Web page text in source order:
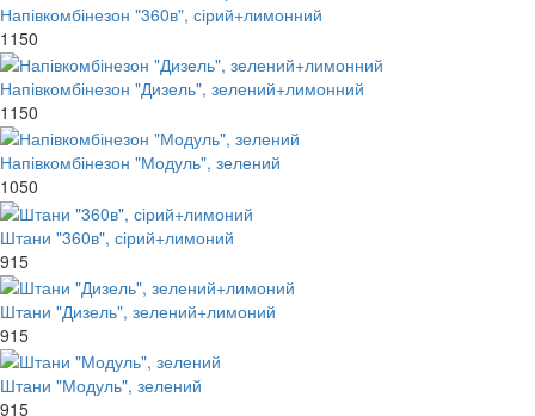
Напівкомбінезон "360в", сірий+лимонний
1150
Напівкомбінезон "Дизель", зелений+лимонний
1150
Напівкомбінезон "Модуль", зелений
1050
Штани "360в", сірий+лимоний
915
Штани "Дизель", зелений+лимоний
915
Штани "Модуль", зелений
915